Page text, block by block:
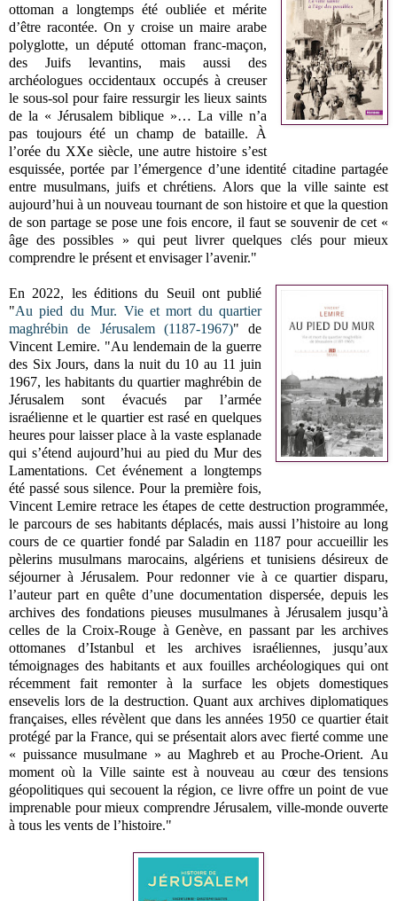
ottoman a longtemps été oubliée et mérite
d’être racontée. On y croise un maire arabe
polyglotte, un député ottoman franc-maçon,
des Juifs levantins, mais aussi des
archéologues occidentaux occupés à creuser
le sous-sol pour faire ressurgir les lieux saints
de la « Jérusalem biblique »… La ville n’a
pas toujours été un champ de bataille. À
l’orée du XXe siècle, une autre histoire s’est
esquissée, portée par l’émergence d’une identité citadine partagée
entre musulmans, juifs et chrétiens. Alors que la ville sainte est
aujourd’hui à un nouveau tournant de son histoire et que la question
de son partage se pose une fois encore, il faut se souvenir de cet «
âge des possibles » qui peut livrer quelques clés pour mieux
comprendre le présent et envisager l’avenir."
En 2022, les éditions du Seuil ont publié
"Au pied du Mur. Vie et mort du quartier
maghrébin de Jérusalem (1187-1967)" de
Vincent Lemire. "Au lendemain de la guerre
des Six Jours, dans la nuit du 10 au 11 juin
1967, les habitants du quartier maghrébin de
Jérusalem sont évacués par l’armée
israélienne et le quartier est rasé en quelques
heures pour laisser place à la vaste esplanade
qui s’étend aujourd’hui au pied du Mur des
Lamentations. Cet événement a longtemps
été passé sous silence. Pour la première fois,
Vincent Lemire retrace les étapes de cette destruction programmée,
le parcours de ses habitants déplacés, mais aussi l’histoire au long
cours de ce quartier fondé par Saladin en 1187 pour accueillir les
pèlerins musulmans marocains, algériens et tunisiens désireux de
séjourner à Jérusalem.Pour redonner vie à ce quartier disparu,
l’auteur part en quête d’une documentation dispersée, depuis les
archives des fondations pieuses musulmanes à Jérusalem jusqu’à
celles de la Croix-Rouge à Genève, en passant par les archives
ottomanes d’Istanbul et les archives israéliennes, jusqu’aux
témoignages des habitants et aux fouilles archéologiques qui ont
récemment fait remonter à la surface les objets domestiques
ensevelis lors de la destruction. Quant aux archives diplomatiques
françaises, elles révèlent que dans les années 1950 ce quartier était
protégé par la France, qui se présentait alors avec fierté comme une
« puissance musulmane » au Maghreb et au Proche-Orient. Au
moment où la Ville sainte est à nouveau au cœur des tensions
géopolitiques qui secouent la région, ce livre offre un point de vue
imprenable pour mieux comprendre Jérusalem, ville-monde ouverte
à tous les vents de l’histoire."